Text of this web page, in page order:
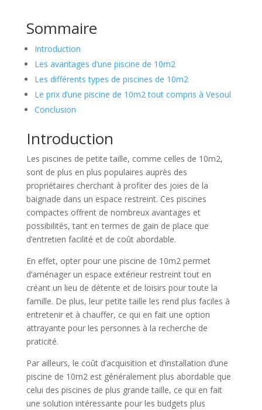
Sommaire
Introduction
Les avantages d’une piscine de 10m2
Les différents types de piscines de 10m2
Le prix d’une piscine de 10m2 tout compris à Vesoul
Conclusion
Introduction
Les piscines de petite taille, comme celles de 10m2,
sont de plus en plus populaires auprès des
propriétaires cherchant à profiter des joies de la
baignade dans un espace restreint. Ces piscines
compactes offrent de nombreux avantages et
possibilités, tant en termes de gain de place que
d’entretien facilité et de coût abordable.
En effet, opter pour une piscine de 10m2 permet
d’aménager un espace extérieur restreint tout en
créant un lieu de détente et de loisirs pour toute la
famille. De plus, leur petite taille les rend plus faciles à
entretenir et à chauffer, ce qui en fait une option
attrayante pour les personnes à la recherche de
praticité.
Par ailleurs, le coût d’acquisition et d’installation d’une
piscine de 10m2 est généralement plus abordable que
celui des piscines de plus grande taille, ce qui en fait
une solution intéressante pour les budgets plus